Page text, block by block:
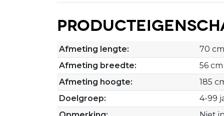
Afmeting lengte:
70 cm
Afmeting breedte:
56 cm
Afmeting hoogte:
185
Doelgroep:
4-99